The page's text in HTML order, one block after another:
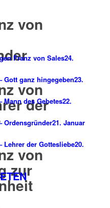
von
von
der
von
zur
Franz von Sales24.
Gott ganz hingegeben23.
Mann des Gebetes22.
Ordensgründer21. Januar
Lehrer der Gottesliebe20.